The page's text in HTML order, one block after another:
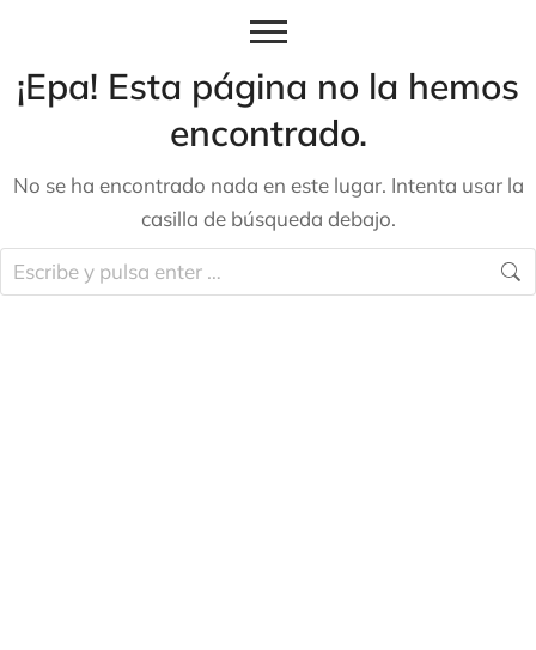
¡Epa! Esta página no la hemos
encontrado.
No se ha encontrado nada en este lugar. Intenta usar la
casilla de búsqueda debajo.